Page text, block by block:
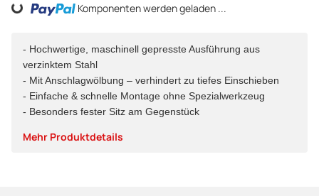
Loading... Komponenten werden geladen ...
- Hochwertige, maschinell gepresste Ausführung aus
verzinktem Stahl
- Mit Anschlagwölbung – verhindert zu tiefes Einschieben
- Einfache & schnelle Montage ohne Spezialwerkzeug
- Besonders fester Sitz am Gegenstück
Mehr Produktdetails